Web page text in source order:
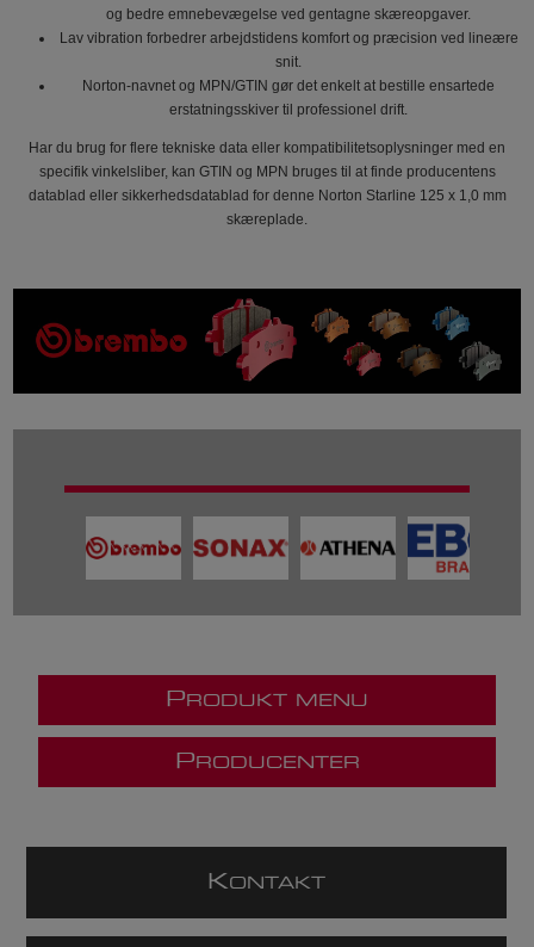
og bedre emnebevægelse ved gentagne skæreopgaver.
Lav vibration forbedrer arbejdstidens komfort og præcision ved lineære
snit.
Norton-navnet og MPN/GTIN gør det enkelt at bestille ensartede
erstatningsskiver til professionel drift.
Har du brug for flere tekniske data eller kompatibilitetsoplysninger med en
specifik vinkelsliber, kan GTIN og MPN bruges til at finde producentens
datablad eller sikkerhedsdatablad for denne Norton Starline 125 x 1,0 mm
skæreplade.
P RODUKT MENU
P RODUCENTER
KONTAKT